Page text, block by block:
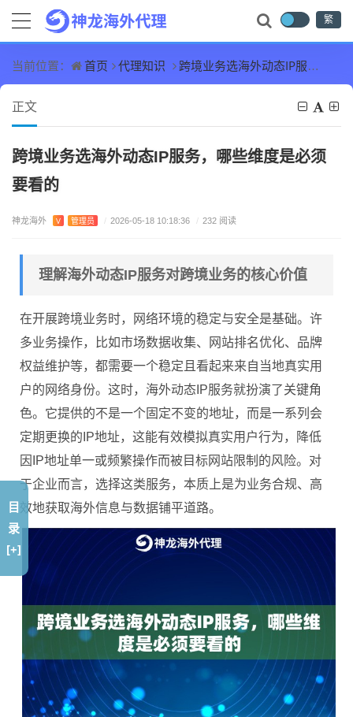
繁
当前位置： 首页 代理知识 跨境业务选海外动态IP服务，哪些维度是必须要看的
正文
跨境业务选海外动态IP服务，哪些维度是必须
要看的
神龙海外 V 管理员 / 2026-05-18 10:18:36 / 232 阅读
理解海外动态IP服务对跨境业务的核心价值
在开展跨境业务时，网络环境的稳定与安全是基础。许
多业务操作，比如市场数据收集、网站排名优化、品牌
权益维护等，都需要一个稳定且看起来来自当地真实用
户的网络身份。这时，海外动态IP服务就扮演了关键角
色。它提供的不是一个固定不变的地址，而是一系列会
定期更换的IP地址，这能有效模拟真实用户行为，降低
因IP地址单一或频繁操作而被目标网站限制的风险。对
于企业而言，选择这类服务，本质上是为业务合规、高
效地获取海外信息与数据铺平道路。
目
录
[+]